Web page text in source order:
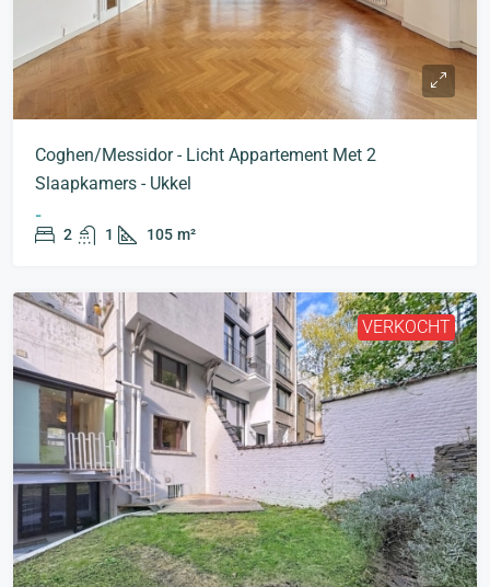
Coghen/Messidor - Licht Appartement Met 2
Slaapkamers - Ukkel
-
2 1 105 m²
VERKOCHT